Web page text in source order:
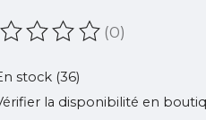
produit est évalué à
(0)
stock (36)
la disponibilité en